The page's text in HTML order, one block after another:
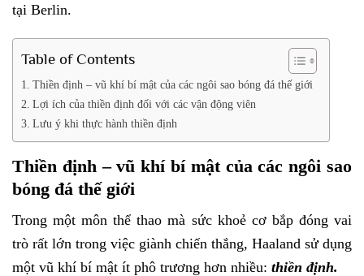
tại Berlin.
Table of Contents
Thiền định – vũ khí bí mật của các ngôi sao bóng đá thế giới
Lợi ích của thiền định đối với các vận động viên
Lưu ý khi thực hành thiền định
Thiền định – vũ khí bí mật của các ngôi sao
bóng đá thế giới
Trong một môn thể thao mà sức khoẻ cơ bắp đóng vai
trò rất lớn trong việc giành chiến thắng, Haaland sử dụng
một vũ khí bí mật ít phô trương hơn nhiều: thiền định.